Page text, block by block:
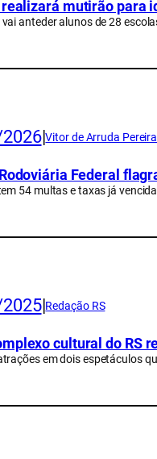
mutirão para
anteder alunos de 28
|Vitor de Arruda Pereira
Federal
54 multas e taxas já
|Redação RS
cultural do RS
em dois espetáculos